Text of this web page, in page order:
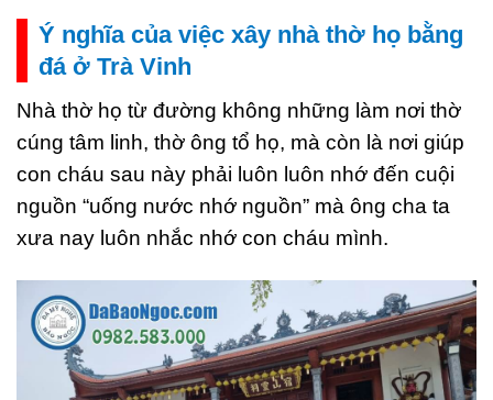
Ý nghĩa của việc xây nhà thờ họ bằng
đá ở Trà Vinh
Nhà thờ họ từ đường không những làm nơi thờ
cúng tâm linh, thờ ông tổ họ, mà còn là nơi giúp
con cháu sau này phải luôn luôn nhớ đến cuội
nguồn “uống nước nhớ nguồn” mà ông cha ta
xưa nay luôn nhắc nhớ con cháu mình.